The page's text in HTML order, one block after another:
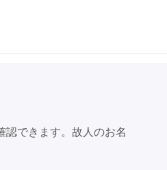
認できます。故人のお名